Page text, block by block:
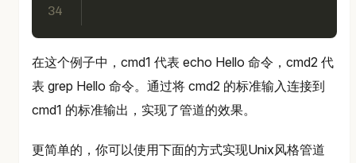
34
在这个例子中，cmd1 代表 echo Hello 命令，cmd2 代
表 grep Hello 命令。通过将 cmd2 的标准输入连接到
cmd1 的标准输出，实现了管道的效果。
更简单的，你可以使用下面的方式实现Unix风格管道